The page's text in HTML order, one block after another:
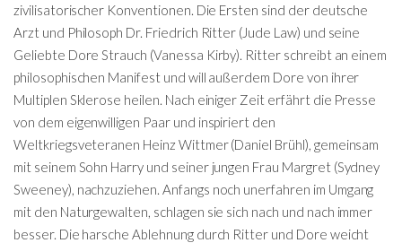
zivilisatorischer Konventionen. Die Ersten sind der deutsche
Arzt und Philosoph Dr. Friedrich Ritter (Jude Law) und seine
Geliebte Dore Strauch (Vanessa Kirby). Ritter schreibt an einem
philosophischen Manifest und will außerdem Dore von ihrer
Multiplen Sklerose heilen. Nach einiger Zeit erfährt die Presse
von dem eigenwilligen Paar und inspiriert den
Weltkriegsveteranen Heinz Wittmer (Daniel Brühl), gemeinsam
mit seinem Sohn Harry und seiner jungen Frau Margret (Sydney
Sweeney), nachzuziehen. Anfangs noch unerfahren im Umgang
mit den Naturgewalten, schlagen sie sich nach und nach immer
besser. Die harsche Ablehnung durch Ritter und Dore weicht